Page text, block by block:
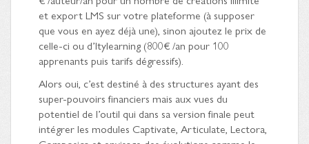
et export LMS sur votre plateforme (à supposer
que vous en ayez déjà une), sinon ajoutez le prix de
celle-ci ou d’Itylearning (800€ /an pour 100
apprenants puis tarifs dégressifs).
Alors oui, c’est destiné à des structures ayant des
super-pouvoirs financiers mais aux vues du
potentiel de l’outil qui dans sa version finale peut
intégrer les modules Captivate, Articulate, Lectora,